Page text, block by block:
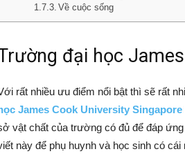
Về cuộc sống
đại học
rất nhiều ưu điểm nổi bật thì sẽ rất
học James Cook University Singapore
vật chất của trường có đủ để đáp
này để phụ huynh và học sinh có